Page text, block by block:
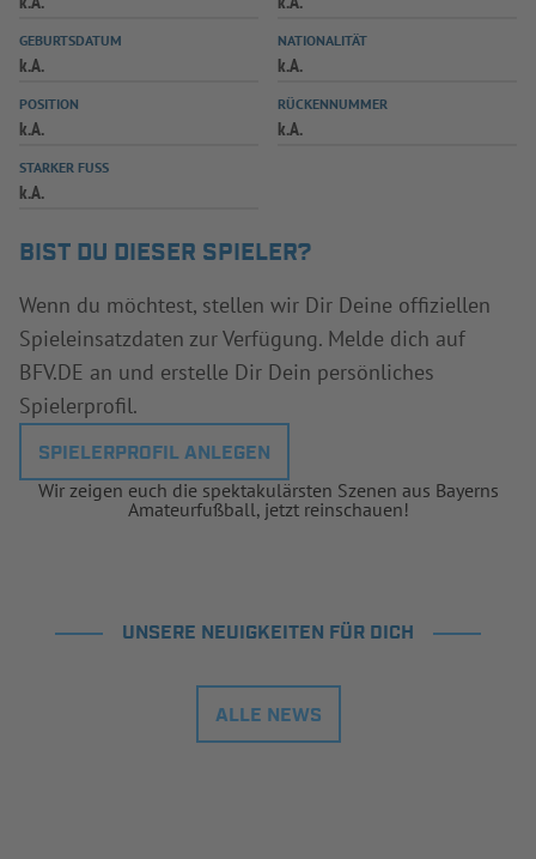
SPIELPLUS
GEBURTSDATUM
k.A.
NATIONALITÄT
k.A.
POSITION
k.A.
RÜCKENNUMMER
k.A.
STARKER FUSS
k.A.
BIST DU DIESER SPIELER?
Wenn du möchtest, stellen wir Dir Deine offiziellen
Spieleinsatzdaten zur Verfügung. Melde dich auf
BFV.DE an und erstelle Dir Dein persönliches
Spielerprofil.
SPIELERPROFIL ANLEGEN
Wir zeigen euch die spektakulärsten Szenen aus Bayerns
Amateurfußball, jetzt reinschauen!
UNSERE NEUIGKEITEN FÜR DICH
ALLE NEWS